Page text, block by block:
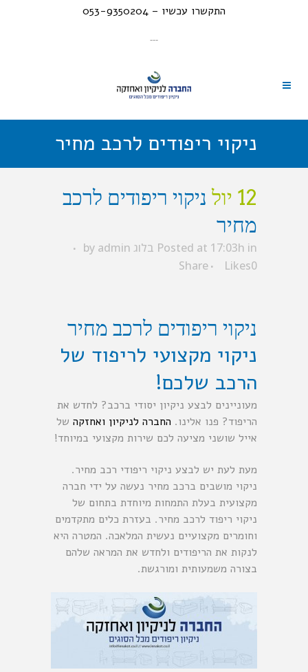
התקשרו עכשיו – 053-9350204
---
ניקוי ריפודים לרכב מחיר
12 יול
ניקוי ריפודים לרכב
מחיר
Posted at 17:03h in בלוג by admin
0
Likes
Share
ניקוי ריפודים לרכב מחיר
ניקוי מקצועי לריפוד של
הרכב שלכם!
מעוניינים לבצע ניקיון יסודי ברכב? לחדש את
הריפוד? פנו אלינו. החברה לניקיון ואחזקה של
אייל שושני מציעה לכם שירות מקצועי במיוחד!
מעת לעת יש לבצע ניקוי ריפודי רכב מחיר.
ניקוי מושבים ברכב מחיר נעשה על ידי חברה
מקצועית בעלת התמחות מיוחדת בתחום של
ניקוי ריפוד לרכב מחיר. בעזרת כלים מתקדמים
וחומרים מקצועיים נעשית המלאכה. המטרה היא
לנקות את הריפודים ולחדש את המראה שלהם
בצורה משמעותית ומורגשת.